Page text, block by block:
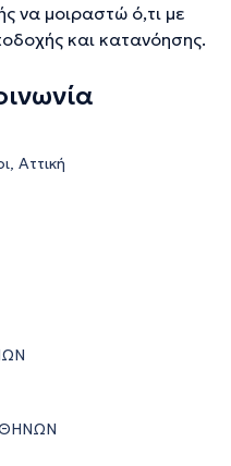
να μοιραστώ ό,τι με
και κατανόησης.
Αττική